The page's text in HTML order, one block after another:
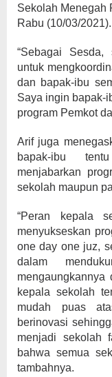
Sekolah Menegah
Rabu (10/03/2021).
“Sebagai
untuk
dan bapak-ibu
Saya ingin bapak-
program Pemkot
Arif juga
bapak-ibu
menjabarkan
sekolah maupun
“Peran kepala
menyukseskan
one day one juz,
dalam
mengaungkannya
kepala sekolah
mudah puas
berinovasi
menjadi sekolah
bahwa semua
tambahnya.